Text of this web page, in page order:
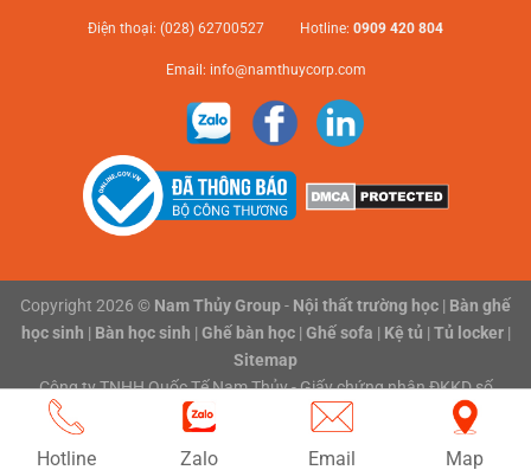
Điện thoại: (028) 62700527 Hotline: 0909 420 804
Email: info@namthuycorp.com
Copyright 2026 © Nam Thủy Group- Nội thất trường học | Bàn ghế
học sinh | Bàn học sinh | Ghế bàn học| Ghế sofa | Kệ tủ | Tủ locker|
Sitemap
Công ty TNHH Quốc Tế Nam Thủy - Giấy chứng nhận ĐKKD số
0316118801 do Sở Kế hoạch và Đầu tư Thành phố Hồ Chí Minh cấp
Hotline Zalo Email Map